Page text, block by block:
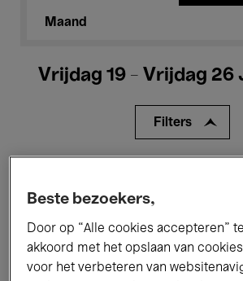
Maand
Vrijdag 19 - Vrijdag 26
Filters
Performances Lezingen &
Beste bezoekers,
Door op “Alle cookies accepteren”
akkoord met het opslaan van
voor het verbeteren van